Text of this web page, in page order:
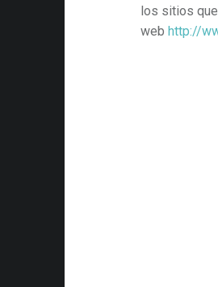
los sitios
web http://